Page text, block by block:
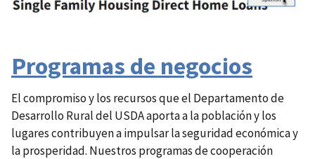
Programas de negocios
El compromiso y los recursos que el Departamento de
Desarrollo Rural del USDA aporta a la población y los
lugares contribuyen a impulsar la seguridad económica y
la prosperidad. Nuestros programas de cooperación